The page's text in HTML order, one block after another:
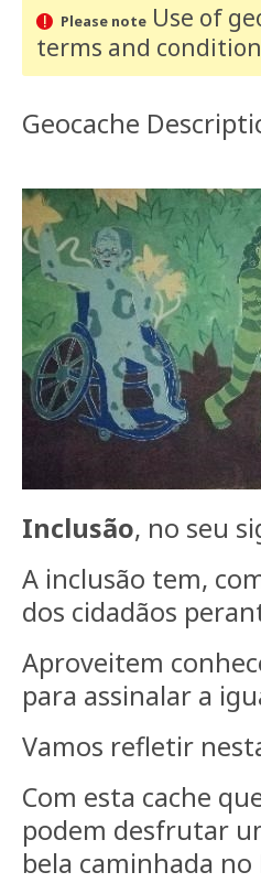
Please noteUse of
terms and
Geocache
Inclusão, no seu
A inclusão tem,
dos cidadãos
Aproveitem
para assinalar a
Vamos refletir
Com esta cache
podem desfrutar
bela caminhada